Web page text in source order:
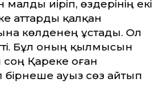
иіріп, өздерінің екі
аттарды қалқан
көлденең ұстады. Ол
Бұл оның қылмысын
Қареке оған
ауыз сөз айтып